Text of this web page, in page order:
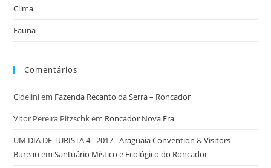
Clima
Fauna
Comentários
Cideliniem Fazenda Recanto da Serra – Roncador
Vitor Pereira Pitzschkem Roncador Nova Era
UM DIA DE TURISTA 4 - 2017 - Araguaia Convention & Visitors
Bureau emSantuário Místico e Ecológico do Roncador